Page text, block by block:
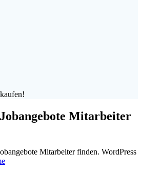
Mitarbeiter
Mitarbeiter finden. WordPress